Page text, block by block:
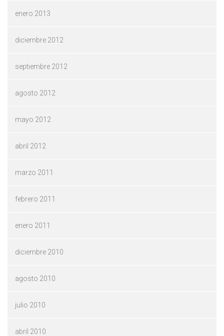
enero 2013
diciembre 2012
septiembre 2012
agosto 2012
mayo 2012
abril 2012
marzo 2011
febrero 2011
enero 2011
diciembre 2010
agosto 2010
julio 2010
abril 2010